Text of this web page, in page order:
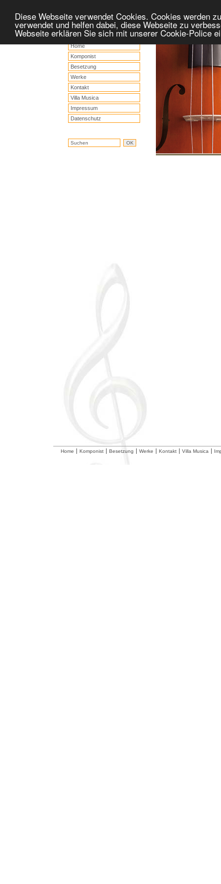
Diese Webseite verwendet Cookies. Cookies werden
verwendet und helfen dabei, diese Webseite zu
Webseite erklären Sie sich mit unserer Cookie-Police
Home
Komponist
Besetzung
Werke
Kontakt
Villa Musica
Impressum
Datenschutz
Home Komponist Besetzung Werke Kontakt Villa Musica